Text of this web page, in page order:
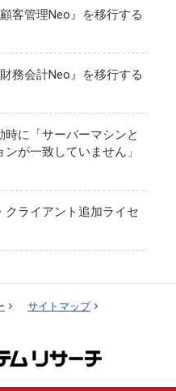
客管理Neo』を移行する
務会計Neo』を移行する
に「サーバーマシンと
が一致していません」
クライアント追加ライセ
サイトマップ